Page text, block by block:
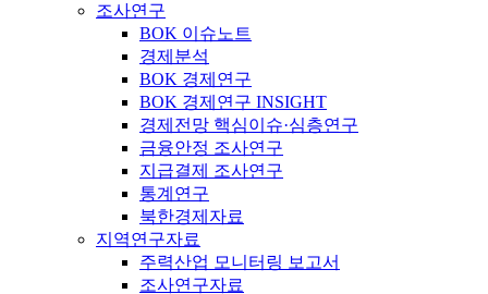
조사연구
BOK 이슈노트
경제분석
BOK 경제연구
BOK 경제연구 INSIGHT
경제전망 핵심이슈·심층연구
금융안정 조사연구
지급결제 조사연구
통계연구
북한경제자료
지역연구자료
주력산업 모니터링 보고서
조사연구자료